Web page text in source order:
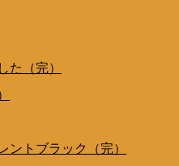
た（完）
トブラック（完）